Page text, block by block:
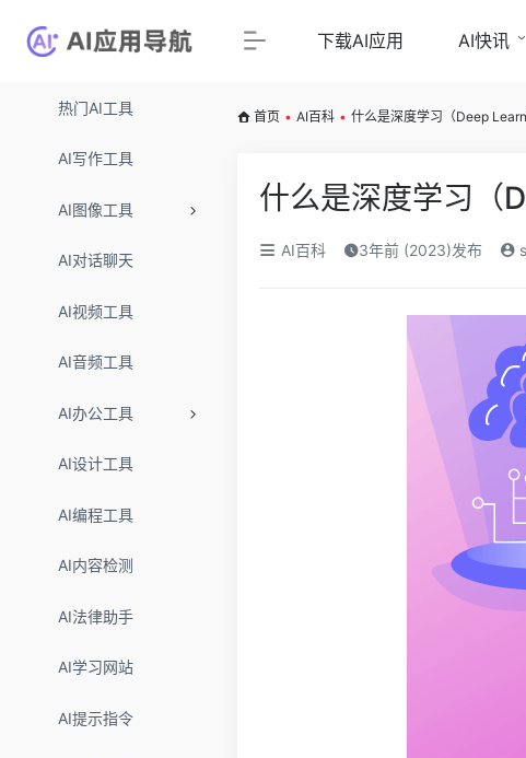
热门AI工具
AI写作工具
AI图像工具
AI对话聊天
AI视频工具
AI音频工具
AI办公工具
AI设计工具
AI编程工具
AI内容检测
AI法律助手
AI学习网站
AI提示指令
下载AI应用 AI快讯
首页 • AI百科 • 什么是深度学习（Deep
什么是深度学习（
AI百科 3年前 (2023)发布